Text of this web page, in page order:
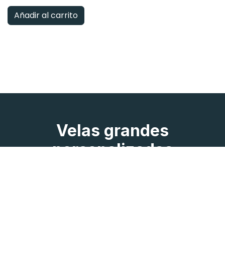
Añadir al carrito
Velas grandes
personalizadas